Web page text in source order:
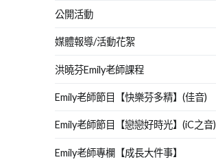
公開活動
媒體報導/活動花絮
洪曉芬Emily老師課程
Emily老師節目【快樂芬多精】(佳音)
Emily老師節目【戀戀好時光】(iC之音)
Emily老師專欄【成長大件事】